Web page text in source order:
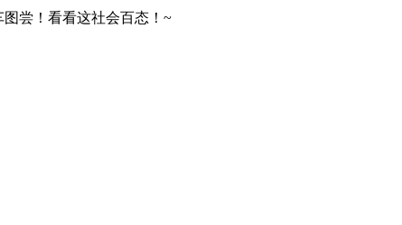
尝！看看这社会百态！~